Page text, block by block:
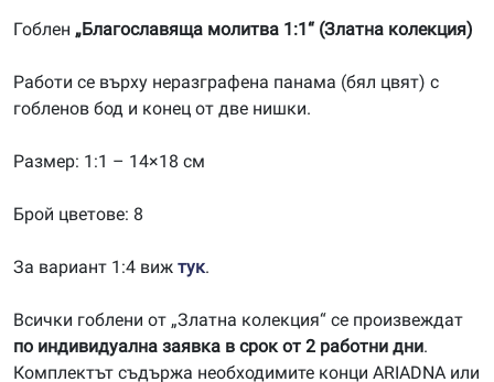
Гоблен „Благославяща молитва 1:1“ (Златна колекция)
Работи се върху неразграфена панама (бял цвят) с
гобленов бод и конец от две нишки.
Размер: 1:1 – 14×18 см
Брой цветове: 8
За вариант 1:4 виж тук.
Всички гоблени от „Златна колекция“ се произвеждат
по индивидуална заявка в срок от 2 работни дни.
Комплектът съдържа необходимите конци ARIADNA или